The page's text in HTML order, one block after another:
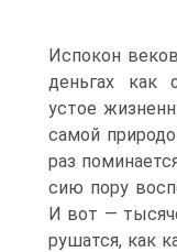
Испокон
деньгах как
устое
самой
раз
сию пору
И вот —
рушатся, как